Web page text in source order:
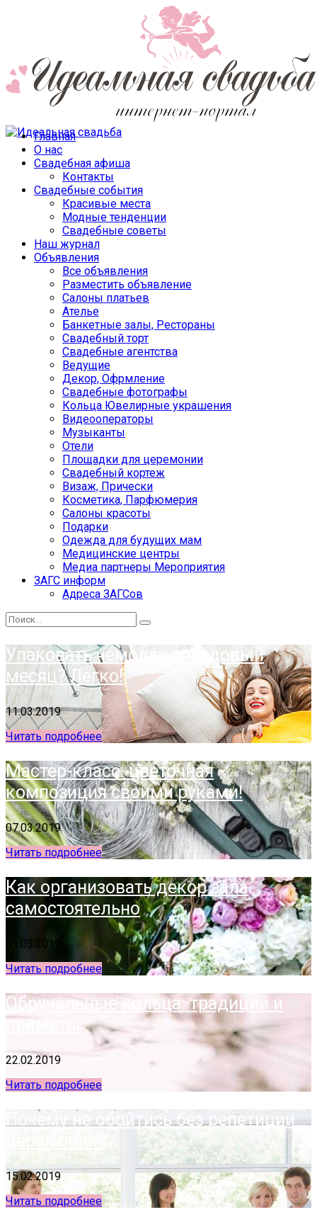
Главная
О нас
Свадебная афиша
Контакты
Свадебные события
Красивые места
Модные тенденции
Свадебные советы
Наш журнал
Объявления
Все объявления
Разместить объявление
Салоны платьев
Ателье
Банкетные залы, Рестораны
Свадебный торт
Свадебные агентства
Ведущие
Декор, Офрмление
Свадебные фотографы
Кольца Ювелирные украшения
Видеооператоры
Музыканты
Отели
Площадки для церемонии
Свадебный кортеж
Визаж, Прически
Косметика, Парфюмерия
Салоны красоты
Подарки
Одежда для будущих мам
Медицинские центры
Медиа партнеры Мероприятия
ЗАГС информ
Адреса ЗАГСов
Упаковать чемодан в медовый
месяц? Легко!
11.03.2019
Читать подробнее
Мастер-класс: цветочная
композиция своими руками!
07.03.2019
Читать подробнее
Как организовать декор зала
самостоятельно
01.03.2019
Читать подробнее
Обручальные кольца: традиции и
приметы
22.02.2019
Читать подробнее
Почему не обойтись без репетиции
церемонии?
15.02.2019
Читать подробнее